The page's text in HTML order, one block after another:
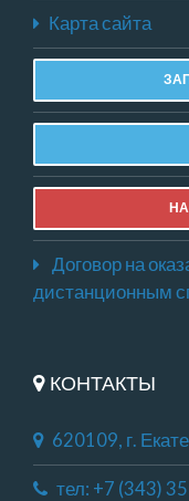
Карта сайта
Договор на
дистанционным
КОНТАКТЫ
620109, г.
тел: +7 (343)